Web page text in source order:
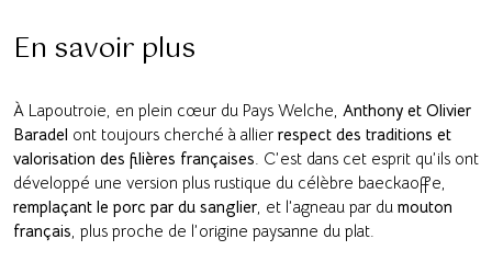
En savoir plus
À Lapoutroie, en plein cœur du Pays Welche, Anthony et Olivier
Baradel ont toujours cherché à allier respect des traditions et
valorisation des filières françaises. C’est dans cet esprit qu’ils ont
développé une version plus rustique du célèbre baeckaoffe,
remplaçant le porc par du sanglier, et l’agneau par du mouton
français, plus proche de l’origine paysanne du plat.